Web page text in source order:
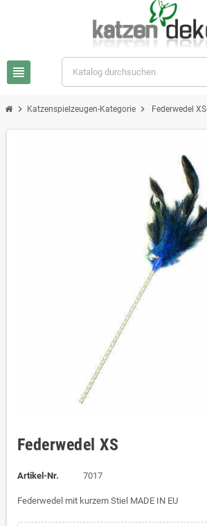
view_headline
chevron_right Katzenspielzeugen-Kategorie chevron_right Federwedel XS
Federwedel XS
Artikel-Nr. 7017
Federwedel mit kurzem Stiel MADE IN EU